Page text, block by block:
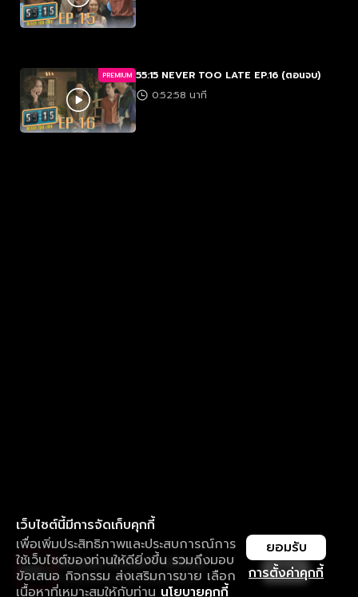
PREMIUM 55:15 NEVER TOO LATE EP.16 (ตอนจบ)
0:52:58 นาที
เว็บไซต์นี้มีการจัดเก็บคุกกี้
เพื่อเพิ่มประสิทธิภาพและประสบการณ์การ
ใช้เว็บไซต์ของท่านให้ดียิ่งขึ้น รวมถึงมอบ
ข้อเสนอ กิจกรรม ส่งเสริมการขาย เลือก
เนื้อหาที่เหมาะสมให้กับท่าน นโยบายคุกกี้
การตั้งค่าคุกกี้
ยอมรับ
ใช้งานแอป ลื่นไหลกว่า ไม่มีสะดุด
ดาวน์โหลดแอปเพื่อการรับชมที่ดีกว่า เปิด